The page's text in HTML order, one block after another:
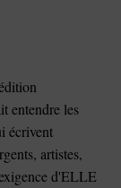
entendre les
écrivent
artistes,
d'ELLE